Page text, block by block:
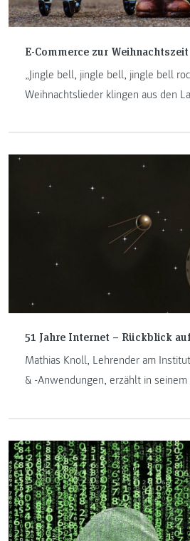
E-Commerce zur Weihnachtszeit
„Jingle bell, jingle bell, jingle bell rock …“ und viele
Weihnachtslieder klingen aus den
von zu Hause aus mit Spotify
Österreichinnen und Österreicher in
ihrer Nähe zieht.
51 Jahre Internet – Rückblick
Mathias Knoll, Lehrender am
& -Anwendungen, erzählt in
niemand ahnen, dass ein
gerade mal vier Rechnern zu
wurde, das mit seinen Diensten
praktisch jeden Bereich des